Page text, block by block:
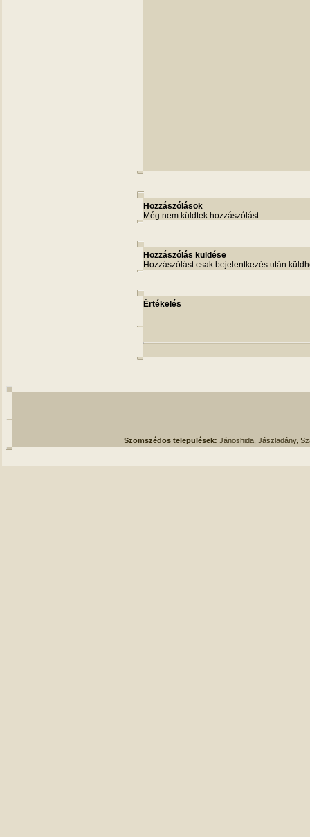
Hozzászólások
Még nem küldtek hozzászólást
Hozzászólás küldése
Hozzászólást csak bejelentkezés után
Értékelés
Szomszédos települések: Jánoshida, Jászladány,